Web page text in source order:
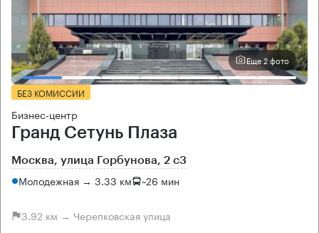
Еще 2 фото
БЕЗ КОМИССИИ
Бизнес-центр
Гранд Сетунь Плаза
Москва, улица Горбунова, 2 с3
Молодежная → 3.33 км ~26 мин
3.92 км → Черепковская улица